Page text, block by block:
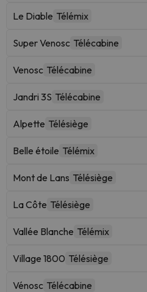
Le Diable Télémix
Super Venosc Télécabine
Venosc Télécabine
Jandri 3S Télécabine
Alpette Télésiège
Belle étoile Télémix
Mont de Lans Télésiège
La Côte Télésiège
Vallée Blanche Télémix
Village 1800 Télésiège
Vénosc Télécabine